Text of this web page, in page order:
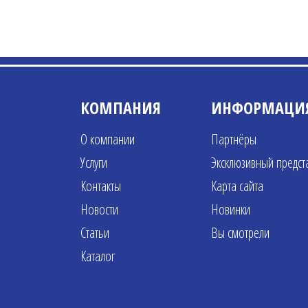
КОМПАНИЯ
О компании
Услуги
Контакты
Новости
Статьи
Каталог
Партнёры
Эксклюзивный
Карта сайта
Новинки
Вы смотрели